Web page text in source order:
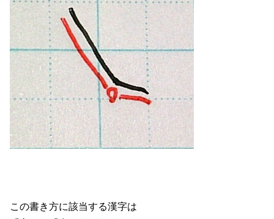
この書き方に該当する漢字は